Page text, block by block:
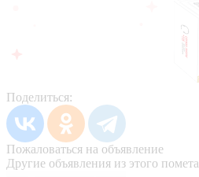
Поделиться:
Пожаловаться на объявление
Другие объявления из этого помета